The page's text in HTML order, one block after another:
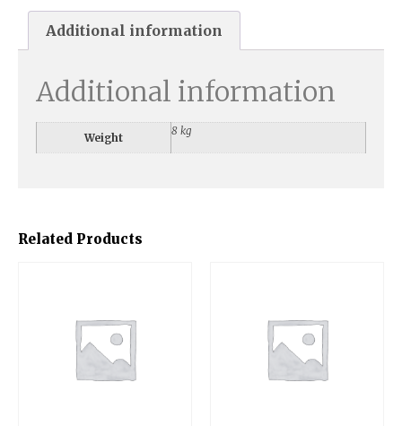
Related Products
Additional information
Additional information
Weight
8 kg